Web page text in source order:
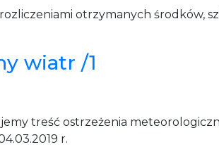
otrzymanych środków,
wiatr /1
treść ostrzeżenia
r.